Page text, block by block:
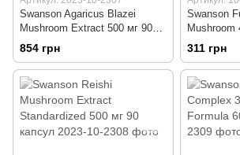
Swanson Agaricus Blazei
Mushroom Extract 500 мг 90
капсул
854 грн
Swanson
Mushroom
311 грн